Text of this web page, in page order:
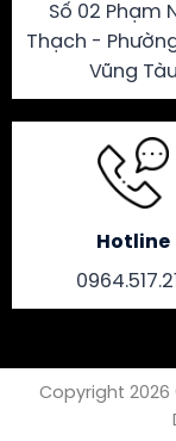
Số 02 Phạm
Thạch -
Vũng Tàu
Hotline
Copyright 2026